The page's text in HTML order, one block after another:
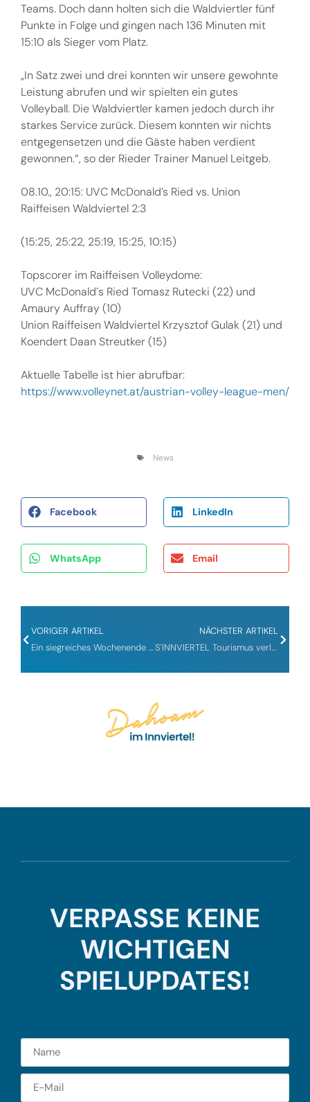
Teams. Doch dann holten sich die Waldviertler fünf
Punkte in Folge und gingen nach 136 Minuten mit
15:10 als Sieger vom Platz.
„In Satz zwei und drei konnten wir unsere gewohnte
Leistung abrufen und wir spielten ein gutes
Volleyball. Die Waldviertler kamen jedoch durch ihr
starkes Service zurück. Diesem konnten wir nichts
entgegensetzen und die Gäste haben verdient
gewonnen.“, so der Rieder Trainer Manuel Leitgeb.
08.10., 20:15: UVC McDonald’s Ried vs. Union
Raiffeisen Waldviertel 2:3
(15:25, 25:22, 25:19, 15:25, 10:15)
Topscorer im Raiffeisen Volleydome:
UVC McDonald´s Ried Tomasz Rutecki (22) und
Amaury Auffray (10)
Union Raiffeisen Waldviertel Krzysztof Gulak (21) und
Koendert Daan Streutker (15)
Aktuelle Tabelle ist hier abrufbar:
https://www.volleynet.at/austrian-volley-league-men/
News
Facebook LinkedIn
WhatsApp Email
VORIGER ARTIKEL
Ein siegreiches Wochenende für den UVC McDonald´s Ried
NÄCHSTER ARTIKEL
S´INNVIERTEL Tourismus verlängert Sponsoring mit dem „Volleyball dahoam im Innviertel“-Verein UVC McDonald´s Ried
VERPASSE KEINE
WICHTIGEN
SPIELUPDATES!